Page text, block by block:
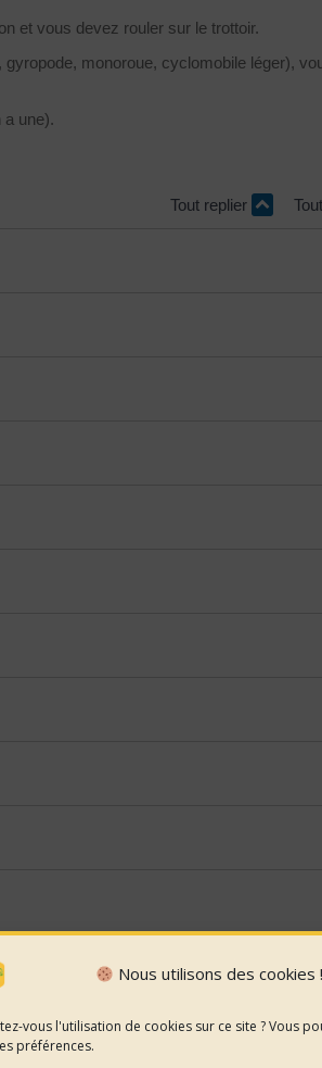
Nous utilisons des cookies !
vous l'utilisation de cookies sur ce site ? Vous
préférences.
et vous devez rouler sur le trottoir.
monoroue, cyclomobile léger),
une).
Tout replier